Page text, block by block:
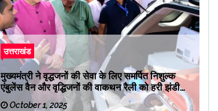
उत्तराखंड
मुख्यमंत्री ने वृद्धजनों की सेवा के लिए समर्पित निशुल्क
एंबुलेंस वैन और वृद्धिजनों की वाकथन रैली को हरी झंडी
दिखाकर रवाना किया
October 1, 2025